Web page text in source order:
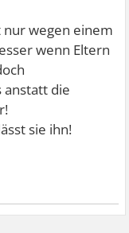
nur wegen einem
wenn Eltern
anstatt die
sie ihn!